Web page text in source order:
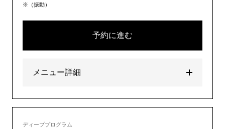
※（振動）
予約に進む
メニュー詳細
ディーププログラム